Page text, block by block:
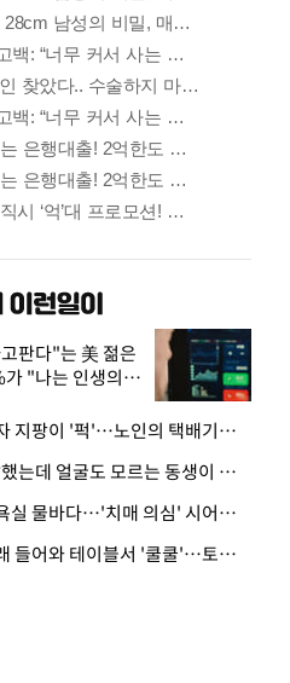
판다"는 美 젊은
"나는 인생의
· 엘베 문 열리자 지팡이 '퍽'…노인의 택배기사 폭행 이유
· "20년 병수발했는데 얼굴도 모르는 동생이 유산 절반을"…배다른 형제 상속권 있을까
· 냄비 태우고 욕실 물바다…'치매 의심' 시어머니 검사 권유했다가 '날벼락'
· 새벽 식당 몰래 들어와 테이블서 '쿨쿨'…토사물 남기고 사라진 남성